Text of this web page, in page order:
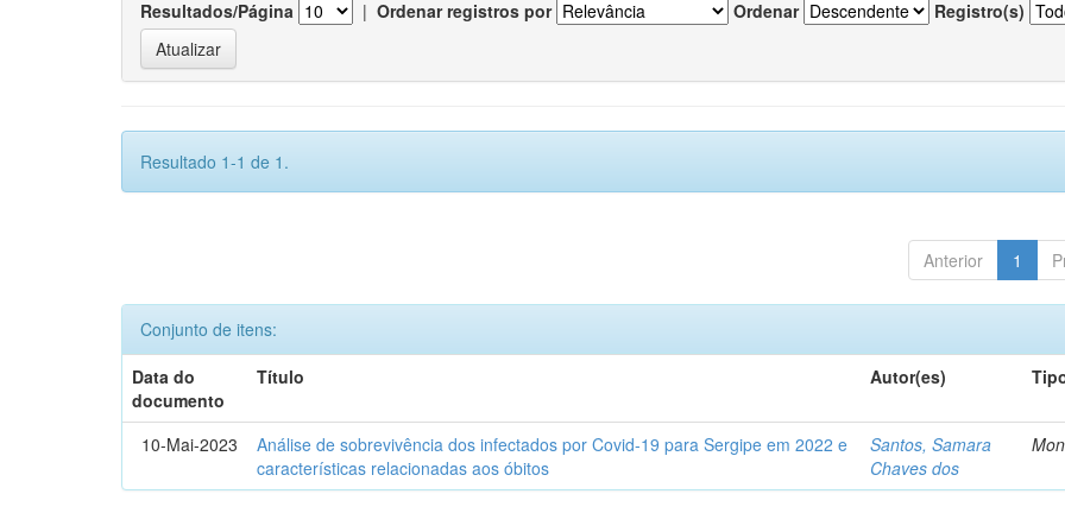
Resultados/Página | Ordenar registros por Ordenar Registro(s)
Resultado 1-1 de 1.
Anterior 1
Conjunto de itens:
Data do
documento
Título Autor(es)
10-Mai-2023
Análise de sobrevivência dos infectados por Covid-19 para Sergipe em 2022 e
características relacionadas aos óbitos
Santos, Samara
Chaves dos